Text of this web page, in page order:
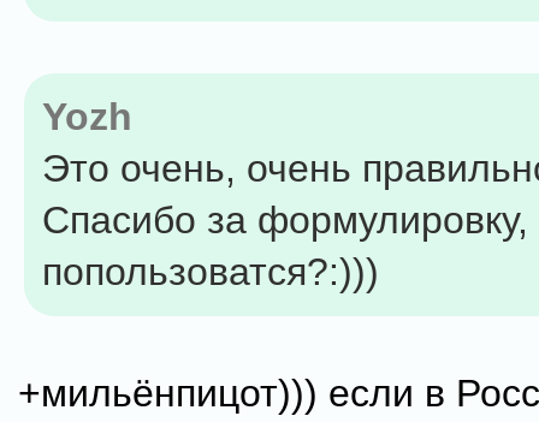
Yozh
Это очень, очень
Спасибо за
попользоватся?:)))
+мильёнпицот))) если в